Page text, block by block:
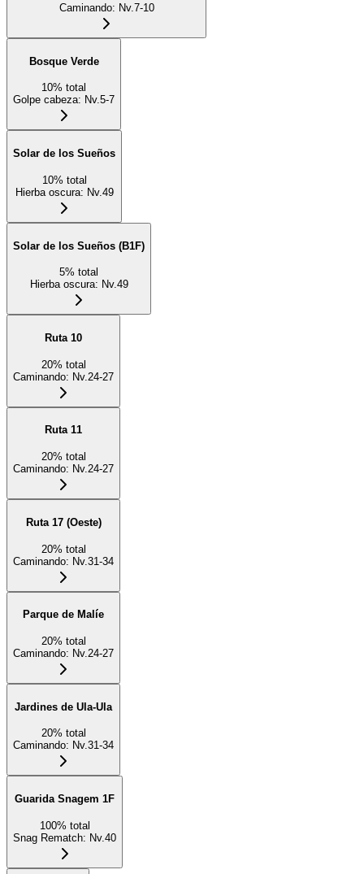
Caminando: Nv.7-10
Bosque Verde
10% total
Golpe cabeza: Nv.5-7
Solar de los Sueños
10% total
Hierba oscura: Nv.49
Solar de los Sueños (B1F)
5% total
Hierba oscura: Nv.49
Ruta 10
20% total
Caminando: Nv.24-27
Ruta 11
20% total
Caminando: Nv.24-27
Ruta 17 (Oeste)
20% total
Caminando: Nv.31-34
Parque de Malíe
20% total
Caminando: Nv.24-27
Jardines de Ula-Ula
20% total
Caminando: Nv.31-34
Guarida Snagem 1F
100% total
Snag Rematch: Nv.40